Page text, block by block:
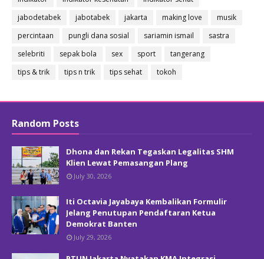
jabodetabek
jabotabek jakarta making love
musik
percintaan
pungli dana sosial sariamin ismail
sastra
selebriti
sepak bola sex sport
tangerang
tips & trik
tips n trik tips sehat tokoh
Random Posts
Dhona dan Rekan Tegaskan Legalitas SHM
Klien Lewat Pemasangan Plang
July 30, 2026
Iti Octavia Jayabaya Kembalikan Formulir
Jelang Penutupan Pendaftaran Ketua
Demokrat Banten
July 29, 2026